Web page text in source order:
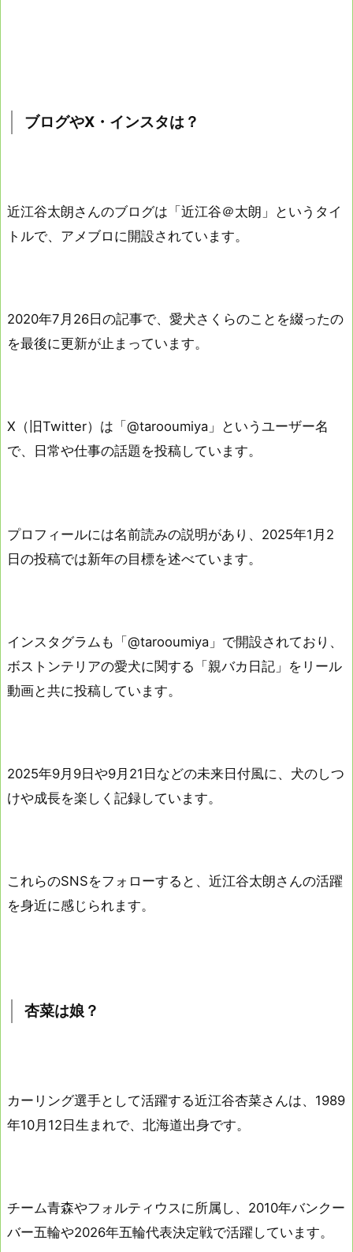
ブログやⅩ・インスタは？
近江谷太朗さんのブログは「近江谷＠太朗」というタイ
トルで、アメブロに開設されています。
2020年7月26日の記事で、愛犬さくらのことを綴ったの
を最後に更新が止まっています。
Ⅹ（旧Twitter）は「@tarooumiya」というユーザー名
で、日常や仕事の話題を投稿しています。
プロフィールには名前読みの説明があり、2025年1月2
日の投稿では新年の目標を述べています。
インスタグラムも「@tarooumiya」で開設されており、
ボストンテリアの愛犬に関する「親バカ日記」をリール
動画と共に投稿しています。
2025年9月9日や9月21日などの未来日付風に、犬のしつ
けや成長を楽しく記録しています。
これらのSNSをフォローすると、近江谷太朗さんの活躍
を身近に感じられます。
杏菜は娘？
カーリング選手として活躍する近江谷杏菜さんは、1989
年10月12日生まれで、北海道出身です。
チーム青森やフォルティウスに所属し、2010年バンクー
バー五輪や2026年五輪代表決定戦で活躍しています。